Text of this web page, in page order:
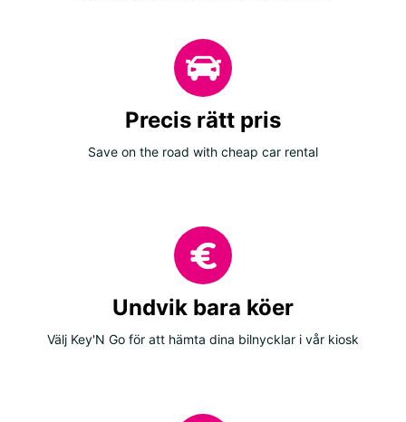
Precis rätt pris
Save on the road with cheap car rental
Undvik bara köer
Välj Key'N Go för att hämta dina bilnycklar i vår kiosk